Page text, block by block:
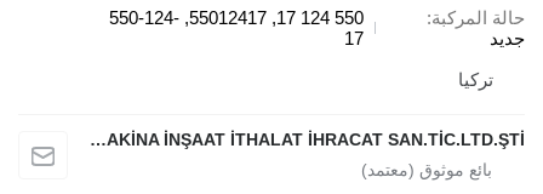
حالة المركبة
جديد
550 124 17, 55012417, 550-124-
17
تركيا
ATLAS EKİPMAN MAKİNA İNŞAAT İTHALAT İHRACAT SAN.TİC.LTD.ŞTİ